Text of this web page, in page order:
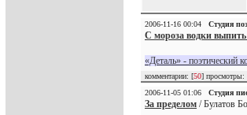
2006-11-16 00:04 Студия
С мороза водки
«Деталь» - поэтический
комментарии: [50] просмотры:
2006-11-05 01:06
Студия
За пределом / Булатов